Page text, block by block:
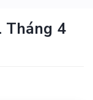
Tháng 4